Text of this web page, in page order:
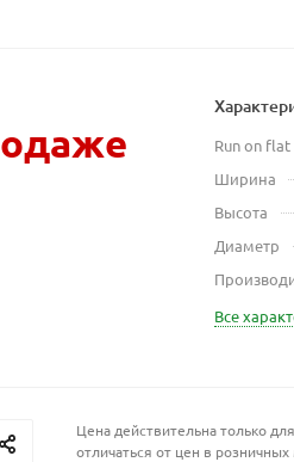
Run on flat
Ширина
Высота
Диаметр
Все
Цена действительна только
отличаться от цен в розничных